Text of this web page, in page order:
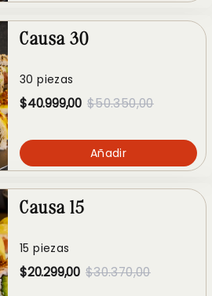
Causa 30
30 piezas
$40.999,00 $50.350,00
Añadir
Causa 15
15 piezas
$20.299,00 $30.370,00